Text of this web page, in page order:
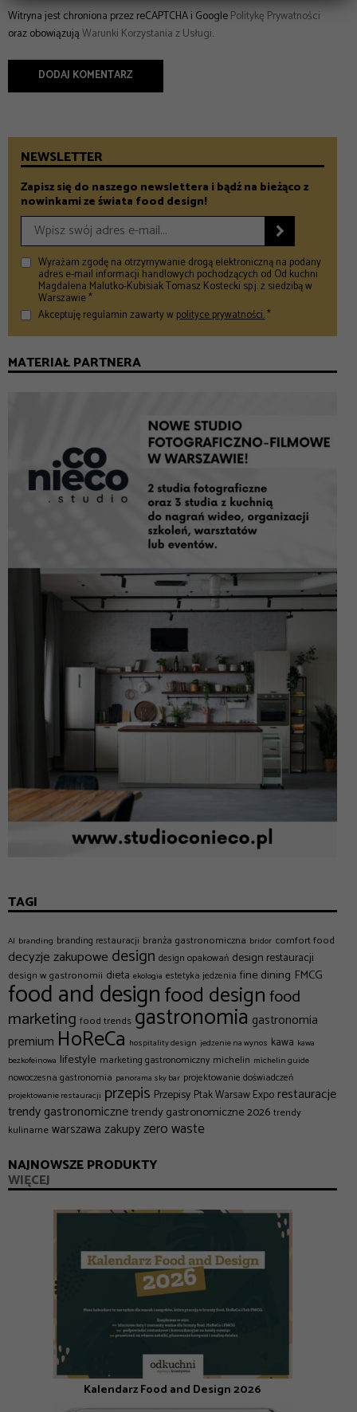
Witryna jest chroniona przez reCAPTCHA i GooglePolitykę Prywatności
oraz obowiązująWarunki Korzystania z Usługi.
NEWSLETTER
Zapisz się do naszego newslettera i bądź na bieżąco z
nowinkami ze świata food design!

Wyrażam zgodę na otrzymywanie drogą elektroniczną na podany
adres e-mail informacji handlowych pochodzących od Od kuchni
Magdalena Malutko-Kubisiak Tomasz Kostecki sp.j. z siedzibą w
Warszawie *
Akceptuję regulamin zawarty wpolityce prywatności.*
MATERIAŁ PARTNERA
TAGI
AI branding branding restauracji branża gastronomiczna bridor comfort food
decyzje zakupowe design design opakowań design restauracji
design w gastronomii dieta ekologia estetyka jedzenia fine dining FMCG
food and designfood designfood
marketing food trends gastronomia gastronomia
premium HoReCa hospitality design jedzenie na wynos kawa kawa
bezkofeinowa lifestyle marketing gastronomiczny michelin michelin guide
nowoczesna gastronomia panorama sky bar projektowanie doświadczeń
projektowanie restauracji przepis Przepisy Ptak Warsaw Exporestauracje
trendy gastronomicznetrendy gastronomiczne 2026trendy
kulinarnewarszawa zakupyzero waste
NAJNOWSZE PRODUKTY
WIĘCEJ
Kalendarz Food and Design 2026